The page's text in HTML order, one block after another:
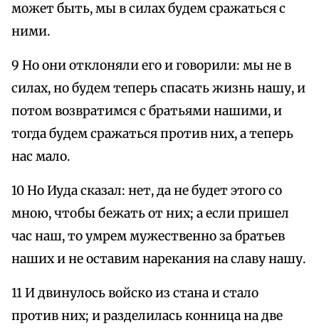
может быть, мы в силах будем сражаться с
ними.
9 Но они отклоняли его и говорили: мы не в
силах, но будем теперь спасать жизнь нашу, и
потом возвратимся с братьями нашими, и
тогда будем сражаться против них, а теперь
нас мало.
10 Но Иуда сказал: нет, да не будет этого со
мною, чтобы бежать от них; а если пришел
час наш, то умрем мужественно за братьев
наших и не оставим нарекания на славу нашу.
11 И двинулось войско из стана и стало
против них; и разделилась конница на две